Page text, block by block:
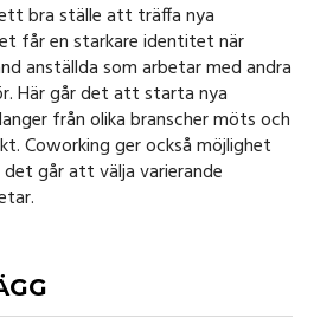
bra ställe att träffa nya
får en starkare identitet när
anställda som arbetar med andra
Här går det att starta nya
från olika branscher möts och
Coworking ger också möjlighet
går att välja varierande